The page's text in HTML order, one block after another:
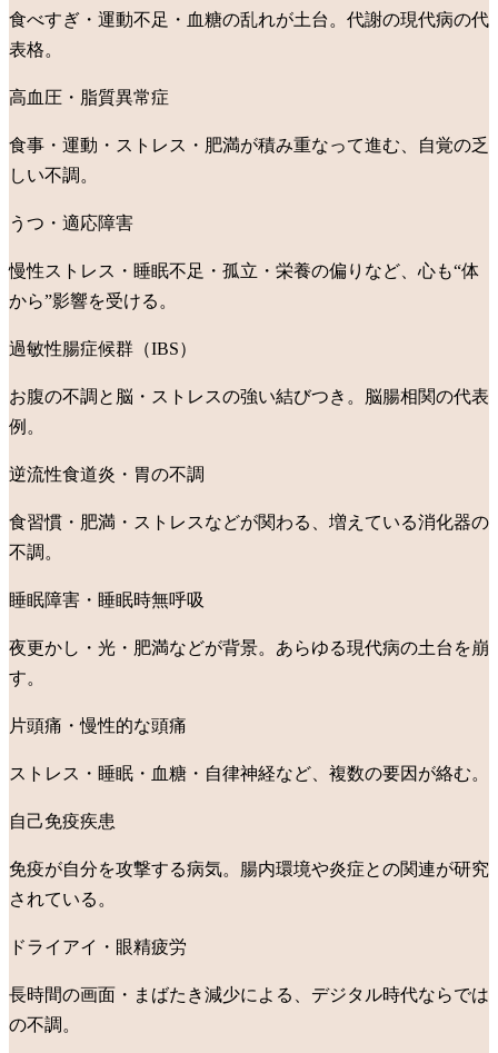
食べすぎ・運動不足・血糖の乱れが土台。代謝の現代病の代
表格。
高血圧・脂質異常症
食事・運動・ストレス・肥満が積み重なって進む、自覚の乏
しい不調。
うつ・適応障害
慢性ストレス・睡眠不足・孤立・栄養の偏りなど、心も“体
から”影響を受ける。
過敏性腸症候群（IBS）
お腹の不調と脳・ストレスの強い結びつき。脳腸相関の代表
例。
逆流性食道炎・胃の不調
食習慣・肥満・ストレスなどが関わる、増えている消化器の
不調。
睡眠障害・睡眠時無呼吸
夜更かし・光・肥満などが背景。あらゆる現代病の土台を崩
す。
片頭痛・慢性的な頭痛
ストレス・睡眠・血糖・自律神経など、複数の要因が絡む。
自己免疫疾患
免疫が自分を攻撃する病気。腸内環境や炎症との関連が研究
されている。
ドライアイ・眼精疲労
長時間の画面・まばたき減少による、デジタル時代ならでは
の不調。